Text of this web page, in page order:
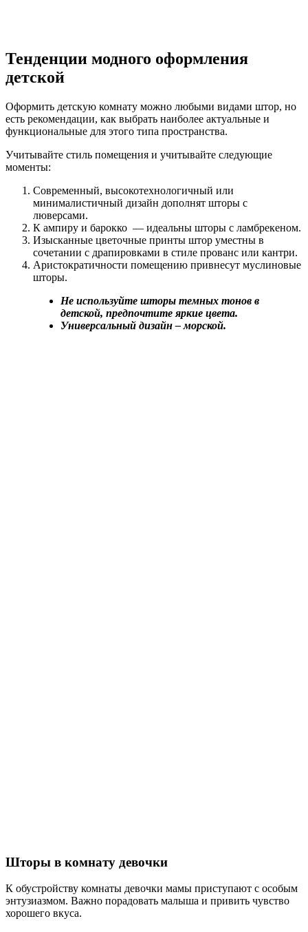
Тенденции модного оформления
детской
Оформить детскую комнату можно любыми видами штор, но
есть рекомендации, как выбрать наиболее актуальные и
функциональные для этого типа пространства.
Учитывайте стиль помещения и учитывайте следующие
моменты:
Современный, высокотехнологичный или
минималистичный дизайн дополнят шторы с
люверсами.
К ампиру и барокко — идеальны шторы с ламбрекеном.
Изысканные цветочные принты штор уместны в
сочетании с драпировками в стиле прованс или кантри.
Аристократичности помещению привнесут муслиновые
шторы.
Не используйте шторы темных тонов в
детской, предпочтите яркие цвета.
Универсальный дизайн – морской.
Шторы в комнату девочки
К обустройству комнаты девочки мамы приступают с особым
энтузиазмом. Важно порадовать малыша и привить чувство
хорошего вкуса.